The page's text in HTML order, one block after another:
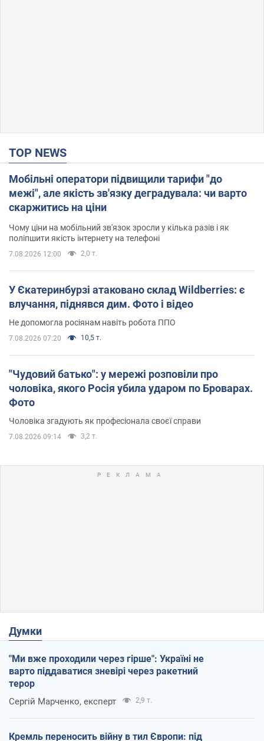
TOP NEWS
Мобільні оператори підвищили тарифи "до
межі", але якість зв'язку деградувала: чи варто
скаржитись на ціни
Чому ціни на мобільний зв'язок зросли у кілька разів і як
поліпшити якість інтернету на телефоні
7.08.2026 12:00 2,0 т.
У Єкатеринбурзі атаковано склад Wildberries: є
влучання, піднявся дим. Фото і відео
Не допомогла росіянам навіть робота ППО
7.08.2026 07:20 10,5 т.
"Чудовий батько": у мережі розповіли про
чоловіка, якого Росія убила ударом по Броварах.
Фото
Чоловіка згадують як професіонала своєї справи
7.08.2026 09:14 3,2 т.
Думки
"Ми вже проходили через гірше": Україні не
варто піддаватися зневірі через ракетний
терор
Сергій Марченко, експерт 2,9 т.
Кремль переносить війну в тил Європи: під